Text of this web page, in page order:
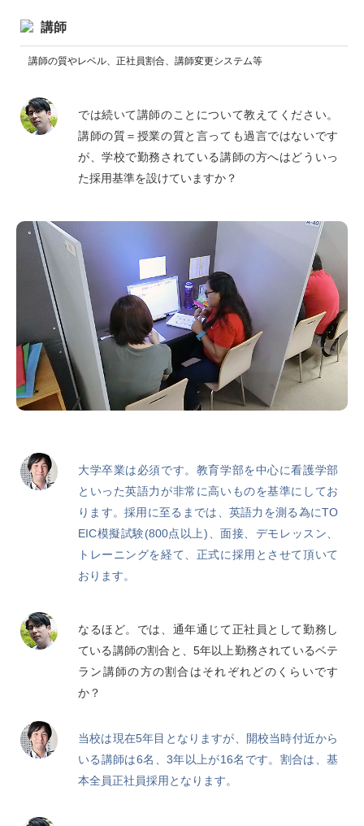
講師
講師の質やレベル、正社員割合、講師変更システム等
では続いて講師のことについて教えてください。
講師の質＝授業の質と言っても過言ではないです
が、学校で勤務されている講師の方へはどういっ
た採用基準を設けていますか？
大学卒業は必須です。教育学部を中心に看護学部
といった英語力が非常に高いものを基準にしてお
ります。採用に至るまでは、英語力を測る為にTO
EIC模擬試験(800点以上)、面接、デモレッスン、
トレーニングを経て、正式に採用とさせて頂いて
おります。
なるほど。では、通年通じて正社員として勤務し
ている講師の割合と、5年以上勤務されているベテ
ラン講師の方の割合はそれぞれどのくらいです
か？
当校は現在5年目となりますが、開校当時付近から
いる講師は6名、3年以上が16名です。割合は、基
本全員正社員採用となります。